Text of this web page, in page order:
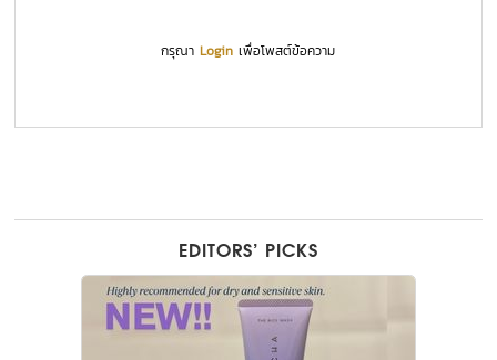
กรุณาLogin เพื่อโพสต์ข้อความ
EDITORS’ PICKS